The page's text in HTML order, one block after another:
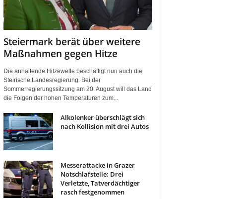
Steiermark berät über weitere
Maßnahmen gegen Hitze
Die anhaltende Hitzewelle beschäftigt nun auch die
Steirische Landesregierung. Bei der
Sommerregierungssitzung am 20. August will das Land
die Folgen der hohen Temperaturen zum...
Alkolenker überschlägt sich
nach Kollision mit drei Autos
Messerattacke in Grazer
Notschlafstelle: Drei
Verletzte, Tatverdächtiger
rasch festgenommen